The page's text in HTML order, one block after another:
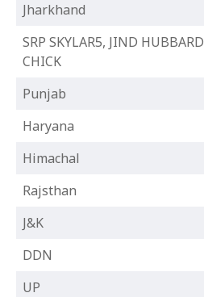
Jharkhand
SRP SKYLAR5, JIND HUBBARD
CHICK
Punjab
Haryana
Himachal
Rajsthan
J&K
DDN
UP